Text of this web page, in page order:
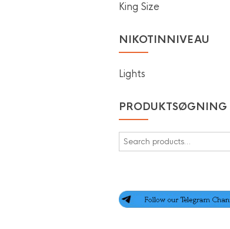
King Size
NIKOTINNIVEAU
Lights
PRODUKTSØGNING